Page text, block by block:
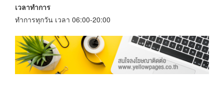
เวลาทำการ
ทำการทุกวัน เวลา 06:00-20:00